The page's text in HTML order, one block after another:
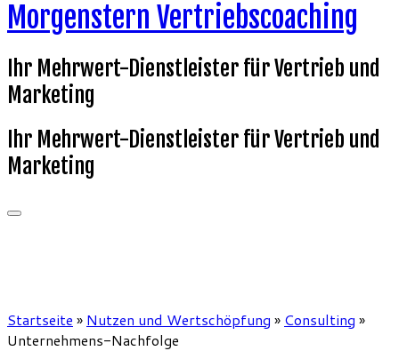
Morgenstern Vertriebscoaching
Ihr Mehrwert-Dienstleister für Vertrieb und
Marketing
Ihr Mehrwert-Dienstleister für Vertrieb und
Marketing
Startseite » Nutzen und Wertschöpfung » Consulting »
Unternehmens-Nachfolge